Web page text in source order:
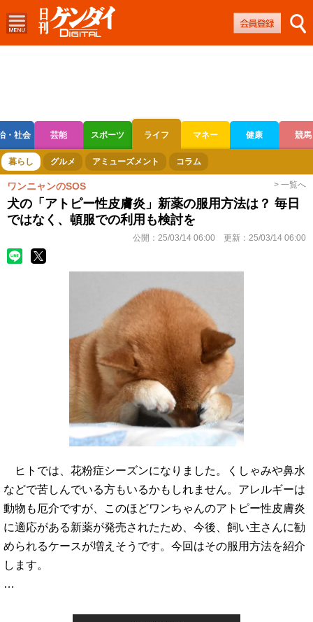
・社会 芸能 スポーツ ライフ マネー 健康 競馬
ボートレース 競輪 オートレース
暮らし グルメ アミューズメント コラム
ワンニャンのSOS > 一覧へ
犬の「アトピー性皮膚炎」新薬の服用方法は？ 毎日
ではなく、頓服での利用も検討を
公開： 25/03/14 06:00 更新： 25/03/14 06:00
ヒトでは、花粉症シーズンになりました。くしゃみや鼻水
などで苦しんでいる方もいるかもしれません。アレルギーは
動物も厄介ですが、このほどワンちゃんのアトピー性皮膚炎
に適応がある新薬が発売されたため、今後、飼い主さんに勧
められるケースが増えそうです。今回はその服用方法を紹介
します。
…